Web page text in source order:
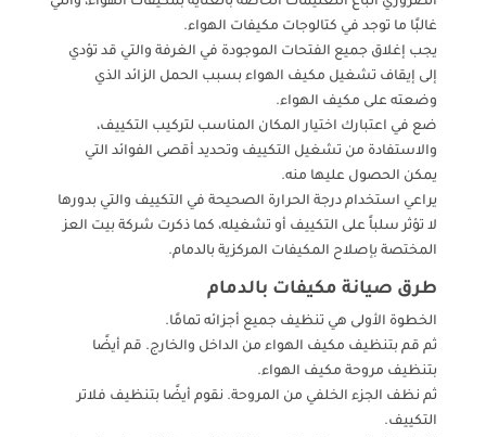
غالبًا ما توجد في كتالوجات مكيفات الهواء.
يجب إغلاق جميع الفتحات الموجودة في الغرفة والتي قد تؤدي
إلى إيقاف تشغيل مكيف الهواء بسبب الحمل الزائد الذي
وضعته على مكيف الهواء.
ضع في اعتبارك اختيار المكان المناسب لتركيب التكييف،
والاستفادة من تشغيل التكييف وتحديد أقصى الفوائد التي
يمكن الحصول عليها منه.
يراعي استخدام درجة الحرارة الصحيحة في التكييف والتي بدورها
لا تؤثر سلباً على التكييف أو تشغيله، كما ذكرت شركة بيت العز
المختصة بإصلاح المكيفات المركزية بالدمام.
طرق صيانة مكيفات بالدمام
الخطوة الأولى هي تنظيف جميع أجزائه تمامًا.
ثم قم بتنظيف مكيف الهواء من الداخل والخارج. قم أيضًا
بتنظيف مروحة مكيف الهواء.
ثم نظف الجزء الخلفي من المروحة. نقوم أيضًا بتنظيف فلاتر
التكييف.